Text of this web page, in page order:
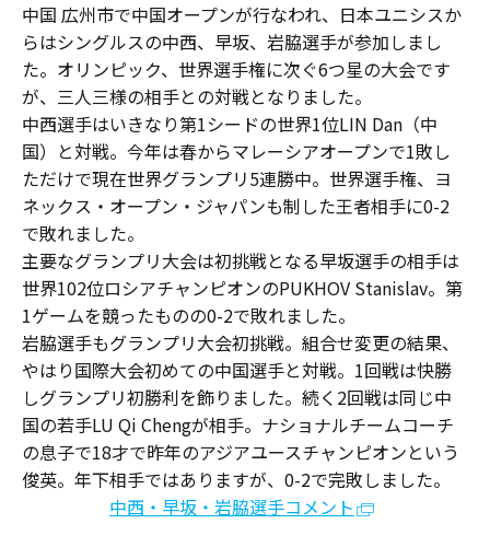
中国 広州市で中国オープンが行なわれ、日本ユニシスか
らはシングルスの中西、早坂、岩脇選手が参加しまし
た。オリンピック、世界選手権に次ぐ6つ星の大会です
が、三人三様の相手との対戦となりました。
中西選手はいきなり第1シードの世界1位LIN Dan（中
国）と対戦。今年は春からマレーシアオープンで1敗し
ただけで現在世界グランプリ5連勝中。世界選手権、ヨ
ネックス・オープン・ジャパンも制した王者相手に0-2
で敗れました。
主要なグランプリ大会は初挑戦となる早坂選手の相手は
世界102位ロシアチャンピオンのPUKHOV Stanislav。第
1ゲームを競ったものの0-2で敗れました。
岩脇選手もグランプリ大会初挑戦。組合せ変更の結果、
やはり国際大会初めての中国選手と対戦。1回戦は快勝
しグランプリ初勝利を飾りました。続く2回戦は同じ中
国の若手LU Qi Chengが相手。ナショナルチームコーチ
の息子で18才で昨年のアジアユースチャンピオンという
俊英。年下相手ではありますが、0-2で完敗しました。
中西・早坂・岩脇選手コメント